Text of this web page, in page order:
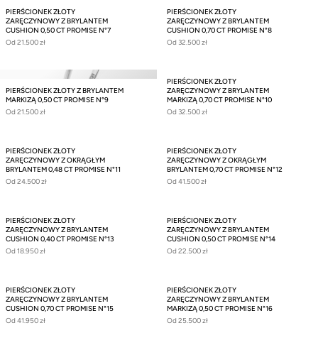
PIERŚCIONEK ZŁOTY
ZARĘCZYNOWY Z BRYLANTEM
CUSHION 0,50 CT PROMISE N°7
Od 21.500 zł
PIERŚCIONEK ZŁOTY
ZARĘCZYNOWY Z BRYLANTEM
CUSHION 0,70 CT PROMISE N°8
Od 32.500 zł
PIERŚCIONEK ZŁOTY Z BRYLANTEM
MARKIZĄ 0,50 CT PROMISE N°9
Od 21.500 zł
PIERŚCIONEK ZŁOTY
ZARĘCZYNOWY Z BRYLANTEM
MARKIZĄ 0,70 CT PROMISE N°10
Od 32.500 zł
PIERŚCIONEK ZŁOTY
ZARĘCZYNOWY Z OKRĄGŁYM
BRYLANTEM 0,48 CT PROMISE N°11
Od 24.500 zł
PIERŚCIONEK ZŁOTY
ZARĘCZYNOWY Z OKRĄGŁYM
BRYLANTEM 0,70 CT PROMISE N°12
Od 41.500 zł
PIERŚCIONEK ZŁOTY
ZARĘCZYNOWY Z BRYLANTEM
CUSHION 0,40 CT PROMISE N°13
Od 18.950 zł
PIERŚCIONEK ZŁOTY
ZARĘCZYNOWY Z BRYLANTEM
CUSHION 0,50 CT PROMISE N°14
Od 22.500 zł
PIERŚCIONEK ZŁOTY
ZARĘCZYNOWY Z BRYLANTEM
CUSHION 0,70 CT PROMISE N°15
Od 41.950 zł
PIERŚCIONEK ZŁOTY
ZARĘCZYNOWY Z BRYLANTEM
MARKIZĄ 0,50 CT PROMISE N°16
Od 25.500 zł